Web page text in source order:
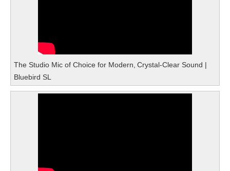
The Studio Mic of Choice for Modern, Crystal-Clear Sound |
Bluebird SL